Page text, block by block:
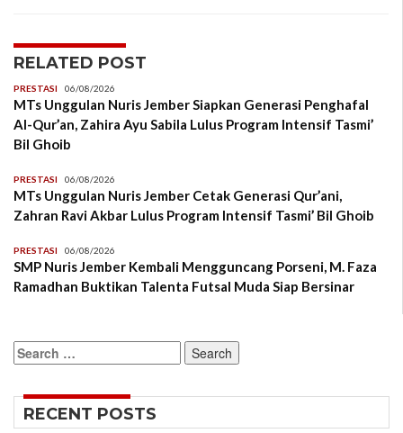
RELATED POST
PRESTASI 06/08/2026
MTs Unggulan Nuris Jember Siapkan Generasi Penghafal
Al-Qur’an, Zahira Ayu Sabila Lulus Program Intensif Tasmi’
Bil Ghoib
PRESTASI 06/08/2026
MTs Unggulan Nuris Jember Cetak Generasi Qur’ani,
Zahran Ravi Akbar Lulus Program Intensif Tasmi’ Bil Ghoib
PRESTASI 06/08/2026
SMP Nuris Jember Kembali Mengguncang Porseni, M. Faza
Ramadhan Buktikan Talenta Futsal Muda Siap Bersinar
Search
for:
RECENT POSTS